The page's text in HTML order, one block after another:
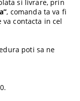
si livrare, prin
, comanda ta va fi
contacta in cel
poti sa ne